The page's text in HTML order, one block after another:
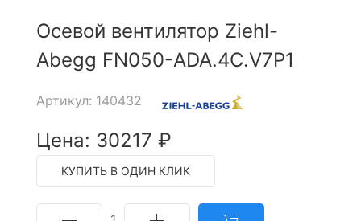
Осевой вентилятор Ziehl-
Abegg FN050-ADA.4C.V7P1
Артикул: 140432
Цена: 30217 ₽
КУПИТЬ В ОДИН КЛИК